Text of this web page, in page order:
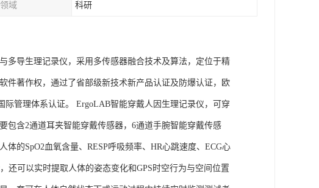
域 科研
多导生理记录仪，采用多传感器融合技术及算法，定位于精
件著作权，通过了省部级新技术新产品认证及防爆认证，欧
际管理体系认证。 ErgoLAB智能穿戴人因生理记录仪，可穿
包含2通道耳夹智能穿戴传感器，6通道手腕智能穿戴传感
的SpO2血氧含量、RESP呼吸频率、HR心跳速度、ECG心
还可以实时提取人体的姿态变化和GPS时空行为与空间位置